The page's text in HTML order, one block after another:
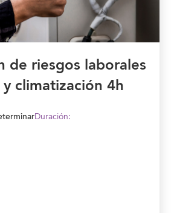
de riesgos laborales
climatización 4h
Duración: